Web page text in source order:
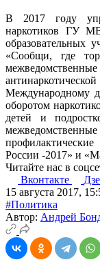
В 2017 году
наркотиков ГУ
образовательных
«Сообщи, где
Международному
оборотом
детей и
России -2017» и
Читайте нас в
Вконтакте
15 августа 2017,
#Политика
Автор: Андрей